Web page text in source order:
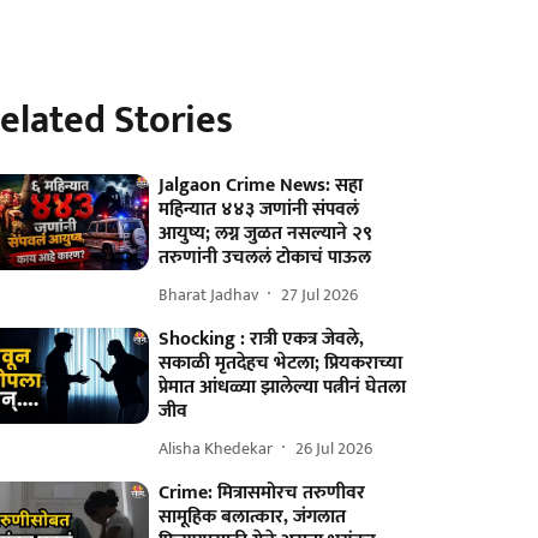
Stories
Jalgaon Crime News: सहा
महिन्यात ४४३ जणांनी संपवलं
आयुष्य; लग्न जुळत नसल्याने २९
तरुणांनी उचललं टोकाचं पाऊल
Bharat Jadhav 27 Jul 2026
Shocking : रात्री एकत्र जेवले,
सकाळी मृतदेहच भेटला; प्रियकराच्या
प्रेमात आंधळ्या झालेल्या पत्नीनं घेतला
जीव
Alisha Khedekar 26 Jul 2026
Crime: मित्रासमोरच तरुणीवर
सामूहिक बलात्कार, जंगलात